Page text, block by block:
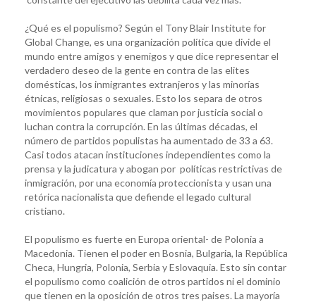
¿Qué es el populismo? Según el Tony Blair Institute for
Global Change, es una organización política que divide el
mundo entre amigos y enemigos y que dice representar el
verdadero deseo de la gente en contra de las elites
domésticas, los inmigrantes extranjeros y las minorías
étnicas, religiosas o sexuales. Esto los separa de otros
movimientos populares que claman por justicia social o
luchan contra la corrupción. En las últimas décadas, el
número de partidos populistas ha aumentado de 33 a 63.
Casi todos atacan instituciones independientes como la
prensa y la judicatura y abogan por políticas restrictivas de
inmigración, por una economía proteccionista y usan una
retórica nacionalista que defiende el legado cultural
cristiano.
El populismo es fuerte en Europa oriental- de Polonia a
Macedonia. Tienen el poder en Bosnia, Bulgaria, la República
Checa, Hungria, Polonia, Serbia y Eslovaquia. Esto sin contar
el populismo como coalición de otros partidos ni el dominio
que tienen en la oposición de otros tres paises. La mayoría